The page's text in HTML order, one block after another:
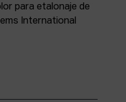
para etalonaje de
International